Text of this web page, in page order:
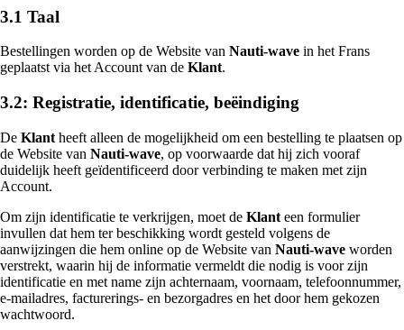
3.1 Taal
Bestellingen worden op de Website van Nauti-wave in het Frans
geplaatst via het Account van de Klant.
3.2: Registratie, identificatie, beëindiging
De Klant heeft alleen de mogelijkheid om een bestelling te plaatsen op
de Website van Nauti-wave, op voorwaarde dat hij zich vooraf
duidelijk heeft geïdentificeerd door verbinding te maken met zijn
Account.
Om zijn identificatie te verkrijgen, moet de Klant een formulier
invullen dat hem ter beschikking wordt gesteld volgens de
aanwijzingen die hem online op de Website van Nauti-wave worden
verstrekt, waarin hij de informatie vermeldt die nodig is voor zijn
identificatie en met name zijn achternaam, voornaam, telefoonnummer,
e-mailadres, facturerings- en bezorgadres en het door hem gekozen
wachtwoord.